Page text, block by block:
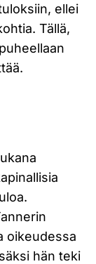
ellei
Tällä,
oikeudessa
hän teki